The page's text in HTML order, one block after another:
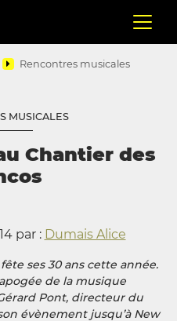
Rencontres musicales
MUSICALES
Chantier des
par : Dumais Alice
ses 30 ans cette année.
de la musique
Pont, directeur du
évènement jusqu’à New